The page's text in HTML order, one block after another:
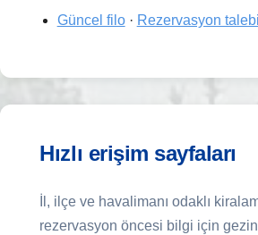
Güncel filo· Rezervasyon talebi
Hızlı erişim sayfaları
İl, ilçe ve havalimanı odaklı
rezervasyon öncesi bilgi için